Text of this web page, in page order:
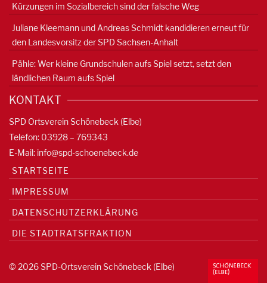
Kürzungen im Sozialbereich sind der falsche Weg
Juliane Kleemann und Andreas Schmidt kandidieren erneut für
den Landesvorsitz der SPD Sachsen-Anhalt
Pähle: Wer kleine Grundschulen aufs Spiel setzt, setzt den
ländlichen Raum aufs Spiel
KONTAKT
SPD Ortsverein Schönebeck (Elbe)
Telefon: 03928 – 769343
E-Mail: info@spd-schoenebeck.de
STARTSEITE
IMPRESSUM
DATENSCHUTZERKLÄRUNG
DIE STADTRATSFRAKTION
© 2026 SPD-Ortsverein Schönebeck (Elbe)